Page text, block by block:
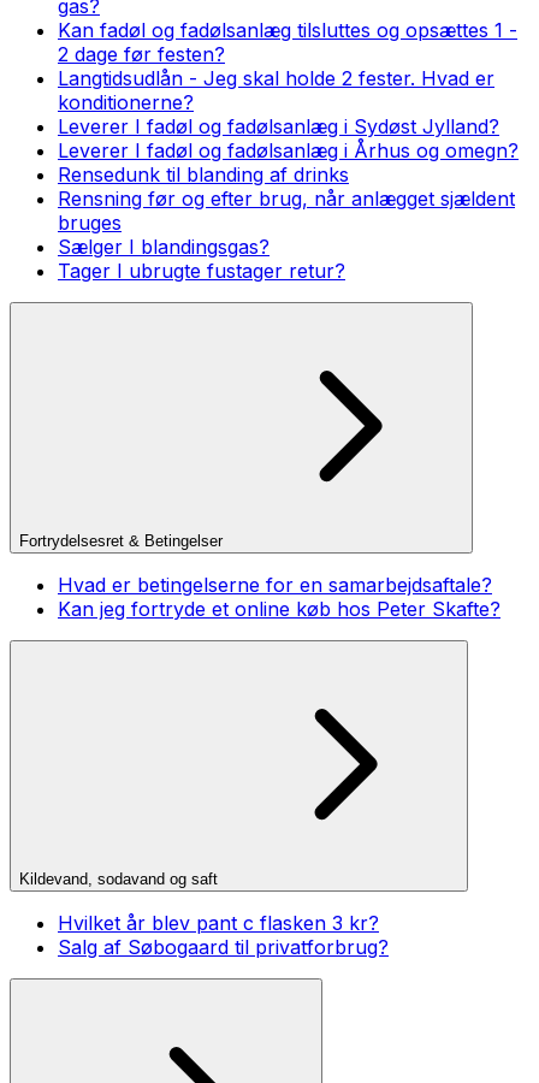
gas?
Kan fadøl og fadølsanlæg tilsluttes og opsættes 1 -
2 dage før festen?
Langtidsudlån - Jeg skal holde 2 fester. Hvad er
konditionerne?
Leverer I fadøl og fadølsanlæg i Sydøst Jylland?
Leverer I fadøl og fadølsanlæg i Århus og omegn?
Rensedunk til blanding af drinks
Rensning før og efter brug, når anlægget sjældent
bruges
Sælger I blandingsgas?
Tager I ubrugte fustager retur?
Fortrydelsesret & Betingelser
Hvad er betingelserne for en samarbejdsaftale?
Kan jeg fortryde et online køb hos Peter Skafte?
Kildevand, sodavand og saft
Hvilket år blev pant c flasken 3 kr?
Salg af Søbogaard til privatforbrug?